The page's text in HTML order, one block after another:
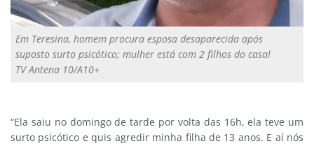
Em Teresina, homem procura esposa desaparecida após
suposto surto psicótico; mulher está com 2 filhos do casal
TV Antena 10/A10+
“Ela saiu no domingo de tarde por volta das 16h, ela teve um
surto psicótico e quis agredir minha filha de 13 anos. E aí nós